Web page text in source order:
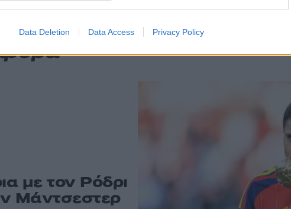
Data Deletion Data Access Privacy Policy
με τον Ρόδρι
Μάντσεστερ